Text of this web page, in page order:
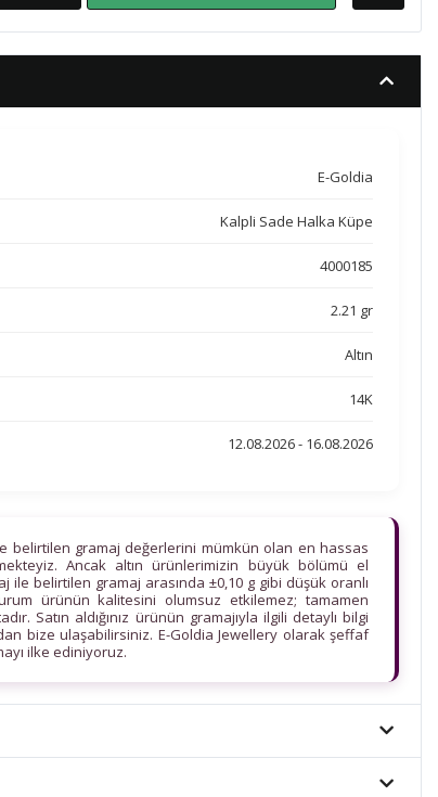
E-Goldia
Kalpli Sade Halka Küpe
4000185
2.21 gr
Altın
14K
12.08.2026 - 16.08.2026
belirtilen gramaj değerlerini mümkün olan en hassas
Ancak altın ürünlerimizin büyük bölümü el
ile belirtilen gramaj arasında ±0,10 g gibi düşük oranlı
ürünün kalitesini olumsuz etkilemez; tamamen
Satın aldığınız ürünün gramajıyla ilgili detaylı bilgi
bize ulaşabilirsiniz. E-Goldia Jewellery olarak şeffaf
ilke ediniyoruz.